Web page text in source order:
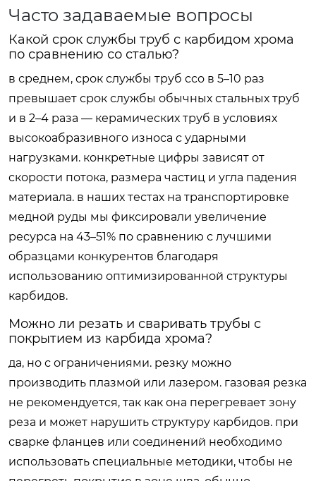
Часто задаваемые вопросы
Какой срок службы труб с карбидом хрома
по сравнению со сталью?
в среднем, срок службы труб cco в 5–10 раз
превышает срок службы обычных стальных труб
и в 2–4 раза — керамических труб в условиях
высокоабразивного износа с ударными
нагрузками. конкретные цифры зависят от
скорости потока, размера частиц и угла падения
материала. в наших тестах на транспортировке
медной руды мы фиксировали увеличение
ресурса на 43–51% по сравнению с лучшими
образцами конкурентов благодаря
использованию оптимизированной структуры
карбидов.
Можно ли резать и сваривать трубы с
покрытием из карбида хрома?
да, но с ограничениями. резку можно
производить плазмой или лазером. газовая резка
не рекомендуется, так как она перегревает зону
реза и может нарушить структуру карбидов. при
сварке фланцев или соединений необходимо
использовать специальные методики, чтобы не